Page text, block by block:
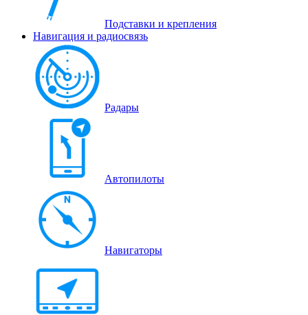
Подставки и крепления
Навигация и радиосвязь
Радары
Автопилоты
Навигаторы